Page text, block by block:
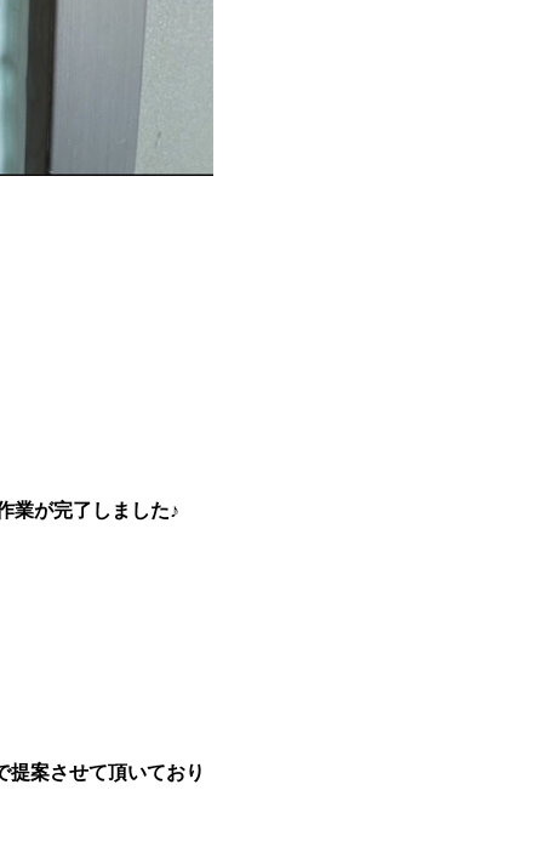
業が完了しました♪
提案させて頂いており